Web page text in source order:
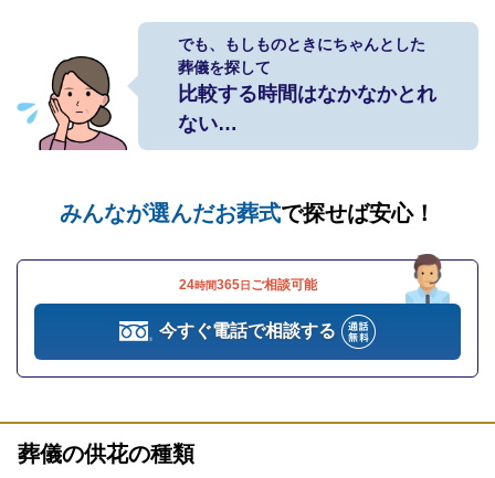
でも、もしものときにちゃんとした
葬儀を探して
比較する時間はなかなかとれ
ない…
みんなが選んだお葬式で探せば安心！
24時間365日 ご相談可能
今すぐ電話で相談する
葬儀の供花の種類